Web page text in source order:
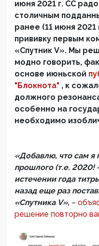
июня 2021 г. СС
столичным
ранее (11 июня
прививку первым
«Спутник V». Мы
модно говорить,
основе июньской
"Блокнота" , к
должного
особенно на
необходимо
«Добавлю, что сам я
прошлого (т.е. 2020!
истечении года
назад еще раз
«Спутника V», –
решение повторно